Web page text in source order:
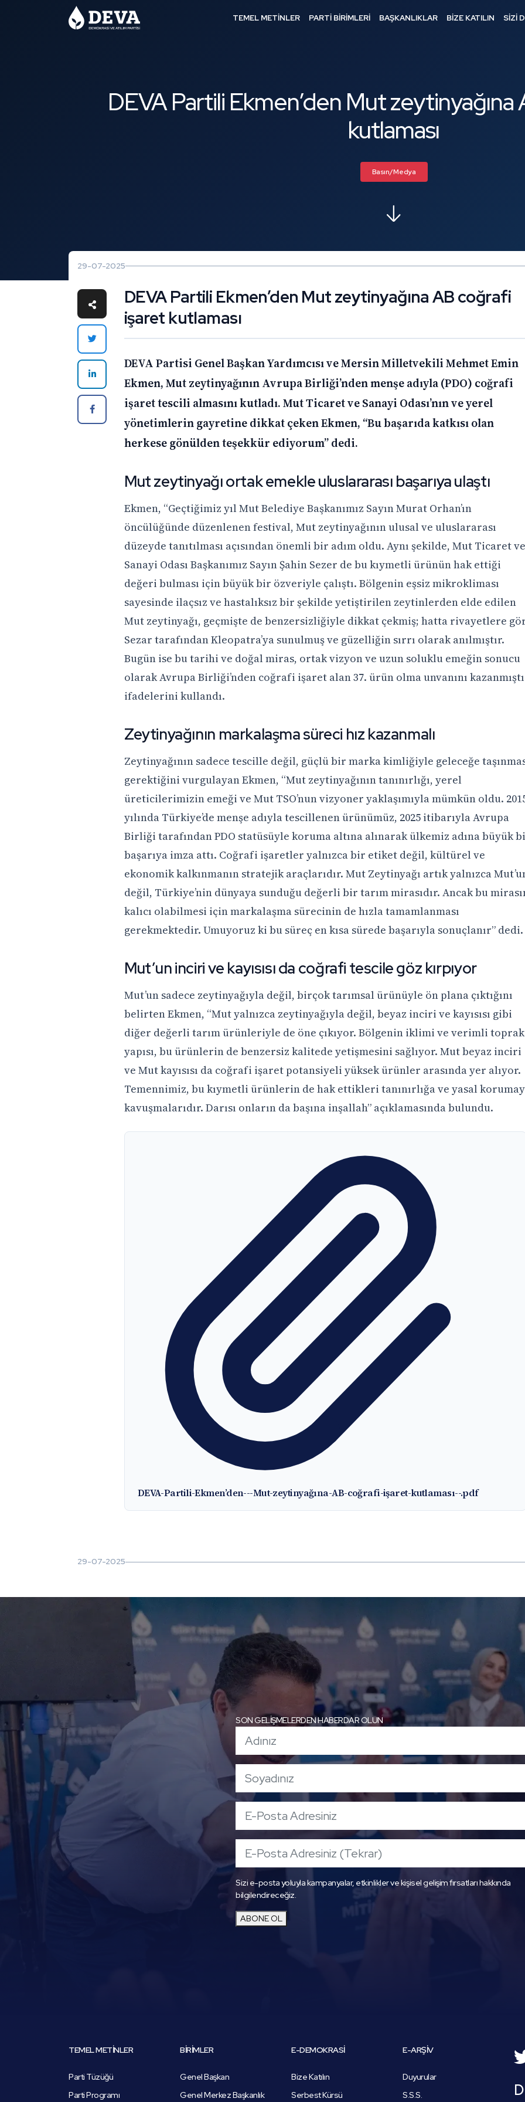
TEMEL METİNLER PARTİ BİRİMLERİ BAŞKANLIKLAR BİZE KATILIN SİZİ
DEVA Partili Ekmen’den Mut
kutlaması
Basın/Medya
29-07-2025
DEVA Partili Ekmen’den Mut zeytinyağına AB coğrafi
işaret kutlaması
DEVA Partisi Genel Başkan Yardımcısı ve Mersin Milletvekili Mehmet Emin
Ekmen, Mut zeytinyağının Avrupa Birliği’nden menşe adıyla (PDO) coğrafi
işaret tescili almasını kutladı. Mut Ticaret ve Sanayi Odası’nın ve yerel
yönetimlerin gayretine dikkat çeken Ekmen, “Bu başarıda katkısı olan
herkese gönülden teşekkür ediyorum” dedi.
Mut zeytinyağı ortak emekle uluslararası başarıya ulaştı
Ekmen, “Geçtiğimiz yıl Mut Belediye Başkanımız Sayın Murat Orhan’ın
öncülüğünde düzenlenen festival, Mut zeytinyağının ulusal ve uluslararası
düzeyde tanıtılması açısından önemli bir adım oldu. Aynı şekilde, Mut Ticaret ve
Sanayi Odası Başkanımız Sayın Şahin Sezer de bu kıymetli ürünün hak ettiği
değeri bulması için büyük bir özveriyle çalıştı. Bölgenin eşsiz mikrokliması
sayesinde ilaçsız ve hastalıksız bir şekilde yetiştirilen zeytinlerden elde edilen
Mut zeytinyağı, geçmişte de benzersizliğiyle dikkat çekmiş; hatta rivayetlere
Sezar tarafından Kleopatra’ya sunulmuş ve güzelliğin sırrı olarak anılmıştır.
Bugün ise bu tarihi ve doğal miras, ortak vizyon ve uzun soluklu emeğin sonucu
olarak Avrupa Birliği’nden coğrafi işaret alan 37. ürün olma unvanını
ifadelerini kullandı.
Zeytinyağının markalaşma süreci hız kazanmalı
Zeytinyağının sadece tescille değil, güçlü bir marka kimliğiyle geleceğe
gerektiğini vurgulayan Ekmen, “Mut zeytinyağının tanınırlığı, yerel
üreticilerimizin emeği ve Mut TSO’nun vizyoner yaklaşımıyla mümkün oldu.
yılında Türkiye’de menşe adıyla tescillenen ürünümüz, 2025 itibarıyla Avrupa
Birliği tarafından PDO statüsüyle koruma altına alınarak ülkemiz adına büyük
başarıya imza attı. Coğrafi işaretler yalnızca bir etiket değil, kültürel ve
ekonomik kalkınmanın stratejik araçlarıdır. Mut Zeytinyağı artık yalnızca
değil, Türkiye’nin dünyaya sunduğu değerli bir tarım mirasıdır. Ancak bu
kalıcı olabilmesi için markalaşma sürecinin de hızla tamamlanması
gerekmektedir. Umuyoruz ki bu süreç en kısa sürede başarıyla sonuçlanır” dedi.
Mut’un inciri ve kayısısı da coğrafi tescile göz kırpıyor
Mut’un sadece zeytinyağıyla değil, birçok tarımsal ürünüyle ön plana çıktığını
belirten Ekmen, “Mut yalnızca zeytinyağıyla değil, beyaz inciri ve kayısısı gibi
diğer değerli tarım ürünleriyle de öne çıkıyor. Bölgenin iklimi ve verimli toprak
yapısı, bu ürünlerin de benzersiz kalitede yetişmesini sağlıyor. Mut beyaz inciri
ve Mut kayısısı da coğrafi işaret potansiyeli yüksek ürünler arasında yer alıyor.
Temennimiz, bu kıymetli ürünlerin de hak ettikleri tanınırlığa ve yasal
kavuşmalarıdır. Darısı onların da başına inşallah” açıklamasında bulundu.
DEVA-Partili-Ekmen’den---Mut-zeytinyağına-AB-coğrafi-işaret-kutlaması--.pdf
29-07-2025
SON GELİŞMELERDEN HABERDAR OLUN
Sizi e-posta yoluyla kampanyalar, etkinlikler ve kişisel gelişim fırsatları hakkında
bilgilendireceğiz.
ABONE OL
TEMEL METİNLER
Parti Tüzüğü
Parti Programı
BİRİMLER
Genel Başkan
Genel Merkez Başkanlık
E-DEMOKRASİ
Bize Katılın
Serbest Kürsü
E-ARŞİV
Duyurular
S.S.S.